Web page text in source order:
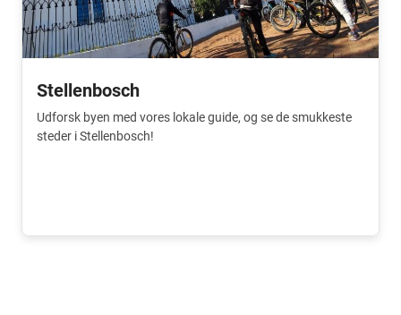
Stellenbosch
Udforsk byen med vores lokale guide, og se de smukkeste
steder i Stellenbosch!